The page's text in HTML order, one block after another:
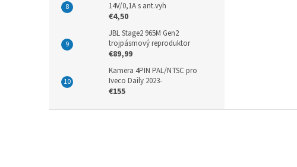
14V/0,1A s ant.vyh
€4,50
JBL Stage2 965M Gen2
trojpásmový reproduktor
€89,99
Kamera 4PIN PAL/NTSC pro
Iveco Daily 2023-
€155